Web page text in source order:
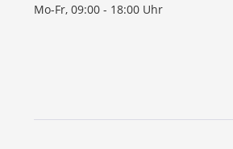
Mo-Fr, 09:00 - 18:00 Uhr